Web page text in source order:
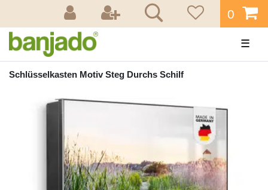
0
☰
Schlüsselkasten Motiv Steg Durchs Schilf